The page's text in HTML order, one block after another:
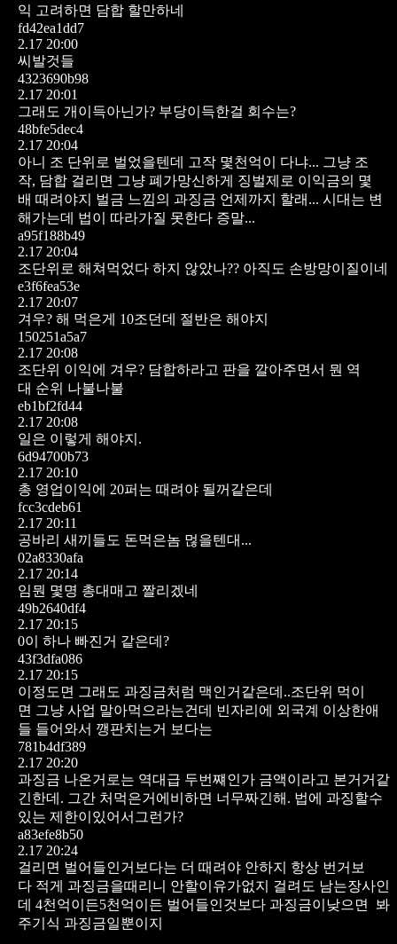
익 고려하면 담합 할만하네
fd42ea1dd7
2.17 20:00
씨발것들
4323690b98
2.17 20:01
그래도 개이득아닌가? 부당이득한걸 회수는?
48bfe5dec4
2.17 20:04
아니 조 단위로 벌었을텐데 고작 몇천억이 다냐... 그냥 조
작, 담합 걸리면 그냥 폐가망신하게 징벌제로 이익금의 몇
배 때려야지 벌금 느낌의 과징금 언제까지 할래... 시대는 변
해가는데 법이 따라가질 못한다 증말...
a95f188b49
2.17 20:04
조단위로 해쳐먹었다 하지 않았나?? 아직도 손방망이질이네
e3f6fea53e
2.17 20:07
겨우? 해 먹은게 10조던데 절반은 해야지
150251a5a7
2.17 20:08
조단위 이익에 겨우? 담합하라고 판을 깔아주면서 뭔 역
대 순위 나불나불
eb1bf2fd44
2.17 20:08
일은 이렇게 해야지.
6d94700b73
2.17 20:10
총 영업이익에 20퍼는 때려야 될꺼같은데
fcc3cdeb61
2.17 20:11
공바리 새끼들도 돈먹은놈 먾을텐대...
02a8330afa
2.17 20:14
임뭔 몇명 총대매고 짤리겠네
49b2640df4
2.17 20:15
0이 하나 빠진거 같은데?
43f3dfa086
2.17 20:15
이정도면 그래도 과징금처럼 맥인거같은데..조단위 먹이
면 그냥 사업 말아먹으라는건데 빈자리에 외국계 이상한애
들 들어와서 깽판치는거 보다는
781b4df389
2.17 20:20
과징금 나온거로는 역대급 두번쨰인가 금액이라고 본거거같
긴한데. 그간 처먹은거에비하면 너무짜긴해. 법에 과징할수
있는 제한이있어서그런가?
a83efe8b50
2.17 20:24
걸리면 벌어들인거보다는 더 때려야 안하지
항상 번거보
다 적게 과징금을때리니 안할이유가없지 걸려도 남는장사인
데 4천억이든5천억이든 벌어들인것보다 과징금이낮으면 봐
주기식 과징금일뿐이지